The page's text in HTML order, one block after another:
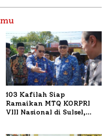
Petelur di Desa Bataal
Timur
103 Kafilah Siap
Ramaikan MTQ KORPRI
VIII Nasional di Sulsel,